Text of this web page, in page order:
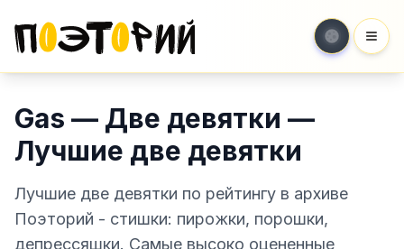
Gas — Две девятки —
Лучшие две девятки
Лучшие две девятки по рейтингу в архиве
Поэторий - стишки: пирожки, порошки,
депрессяшки. Самые высоко оцененные